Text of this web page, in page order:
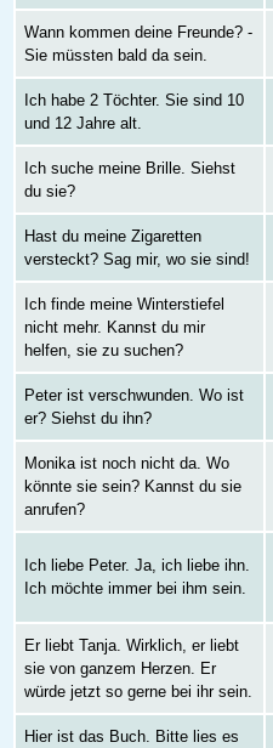
Wann kommen deine Freunde? -
Sie müssten bald da sein.
Ich habe 2 Töchter. Sie sind 10
und 12 Jahre alt.
Ich suche meine Brille. Siehst
du sie?
Hast du meine Zigaretten
versteckt? Sag mir, wo sie sind!
Ich finde meine Winterstiefel
nicht mehr. Kannst du mir
helfen, sie zu suchen?
Peter ist verschwunden. Wo ist
er? Siehst du ihn?
Monika ist noch nicht da. Wo
könnte sie sein? Kannst du sie
anrufen?
Ich liebe Peter. Ja, ich liebe ihn.
Ich möchte immer bei ihm sein.
Er liebt Tanja. Wirklich, er liebt
sie von ganzem Herzen. Er
würde jetzt so gerne bei ihr sein.
Hier ist das Buch. Bitte lies es